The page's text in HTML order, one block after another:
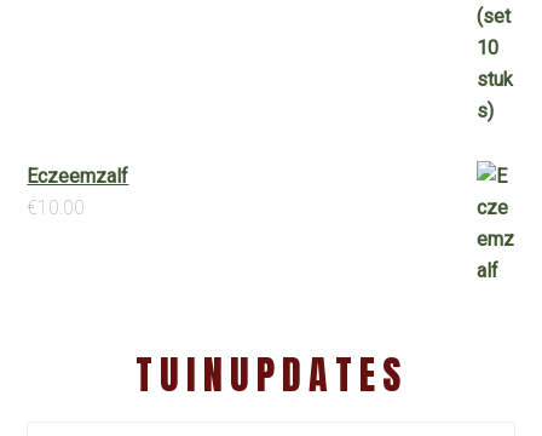
Eczeemzalf
€10.00
TUINUPDATES